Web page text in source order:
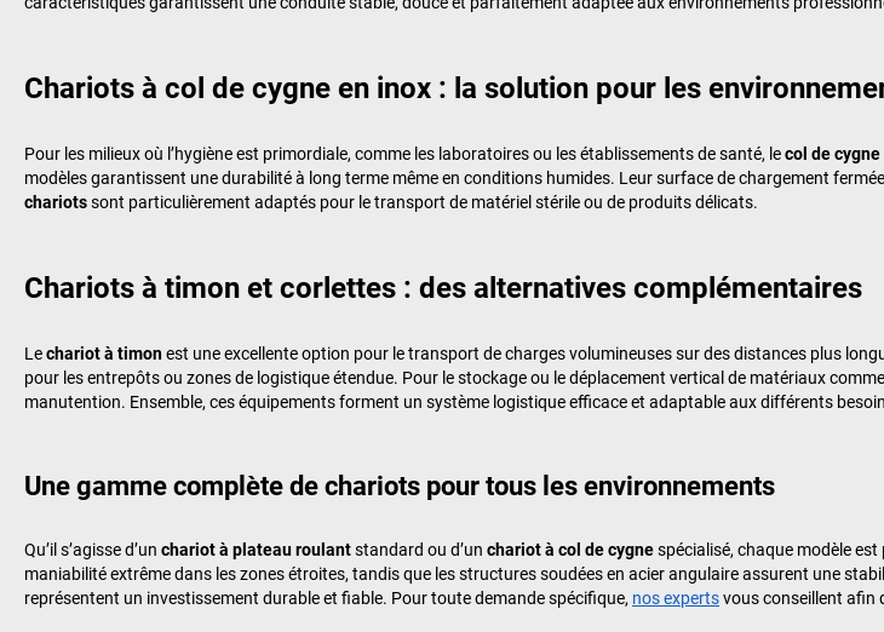
Chariots à col de cygne en inox : la solution pour les
Pour les milieux où l’hygiène est primordiale, comme les laboratoires ou les établissements de santé, lecol de
modèles garantissent une durabilité à long terme même en conditions humides. Leur surface de chargement
chariotssont particulièrement adaptés pour le transport de matériel stérile ou de produits délicats.
Chariots à timon et corlettes : des alternatives complémentaires
Lechariot à timonest une excellente option pour le transport de charges volumineuses sur des distances plus
pour les entrepôts ou zones de logistique étendue. Pour le stockage ou le déplacement vertical de matériaux
manutention. Ensemble, ces équipements forment un système logistique efficace et adaptable aux différents
Une gamme complète de chariots pour tous les environnements
Qu’il s’agisse d’un chariot à plateau roulantstandard ou d’un chariot à col de cygnespécialisé, chaque modèle
maniabilité extrême dans les zones étroites, tandis que les structures soudées en acier angulaire assurent une
représentent un investissement durable et fiable. Pour toute demande spécifique, nos expertsvous conseillent afin